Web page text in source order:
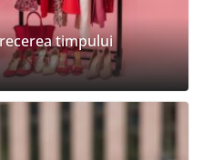
timpului